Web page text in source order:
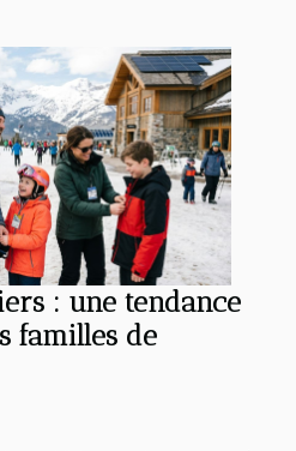
: une tendance
familles de